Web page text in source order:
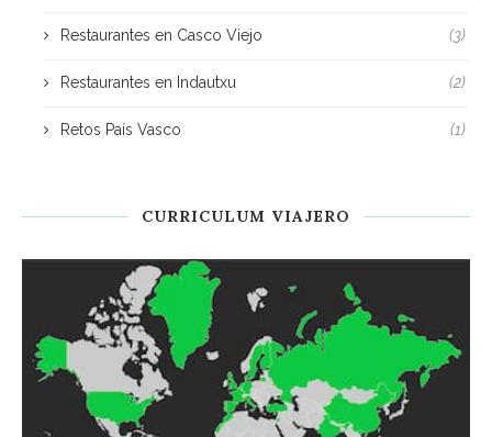
Restaurantes en Casco Viejo (3)
Restaurantes en Indautxu (2)
Retos País Vasco (1)
CURRICULUM VIAJERO